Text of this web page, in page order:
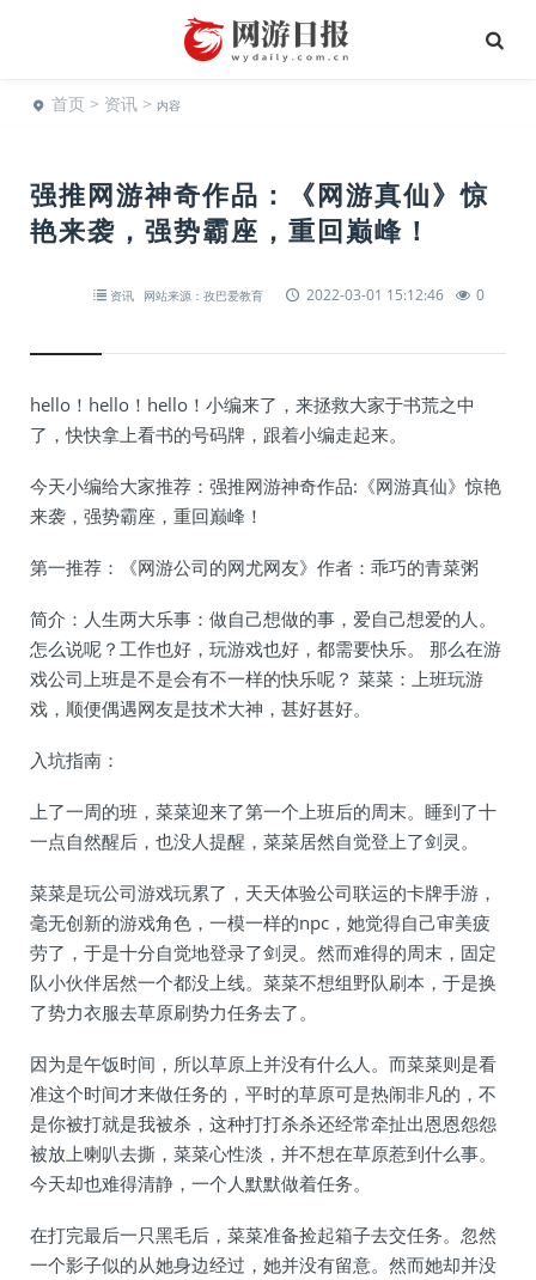
首页 > 资讯 > 内容
强推网游神奇作品：《网游真仙》惊
艳来袭，强势霸座，重回巅峰！
资讯 网站来源：孜巴爱教育 2022-03-01 15:12:46 0
hello！hello！hello！小编来了，来拯救大家于书荒之中
了，快快拿上看书的号码牌，跟着小编走起来。
今天小编给大家推荐：强推网游神奇作品:《网游真仙》惊艳
来袭，强势霸座，重回巅峰！
第一推荐：《网游公司的网尤网友》作者：乖巧的青菜粥
简介：人生两大乐事：做自己想做的事，爱自己想爱的人。
怎么说呢？工作也好，玩游戏也好，都需要快乐。 那么在游
戏公司上班是不是会有不一样的快乐呢？ 菜菜：上班玩游
戏，顺便偶遇网友是技术大神，甚好甚好。
入坑指南：
上了一周的班，菜菜迎来了第一个上班后的周末。睡到了十
一点自然醒后，也没人提醒，菜菜居然自觉登上了剑灵。
菜菜是玩公司游戏玩累了，天天体验公司联运的卡牌手游，
毫无创新的游戏角色，一模一样的npc，她觉得自己审美疲
劳了，于是十分自觉地登录了剑灵。然而难得的周末，固定
队小伙伴居然一个都没上线。菜菜不想组野队刷本，于是换
了势力衣服去草原刷势力任务去了。
因为是午饭时间，所以草原上并没有什么人。而菜菜则是看
准这个时间才来做任务的，平时的草原可是热闹非凡的，不
是你被打就是我被杀，这种打打杀杀还经常牵扯出恩恩怨怨
被放上喇叭去撕，菜菜心性淡，并不想在草原惹到什么事。
今天却也难得清静，一个人默默做着任务。
在打完最后一只黑毛后，菜菜准备捡起箱子去交任务。忽然
一个影子似的从她身边经过，她并没有留意。然而她却并没